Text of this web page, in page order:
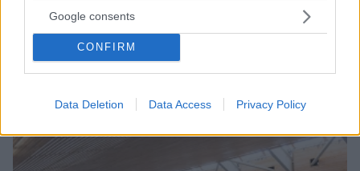
Google consents
CONFIRM
Data Deletion Data Access Privacy Policy
ΔΕΙΤΕ ΟΛΕΣ ΤΙΣ ΕΙΔΗΣΕΙΣ
ΤΑ ΠΙΟ ΔΗΜΟΦΙΛΗ